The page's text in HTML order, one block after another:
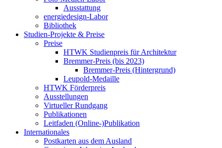
Ausstattung
energiedesign-Labor
Bibliothek
Studien-Projekte & Preise
Preise
HTWK Studienpreis für Architektur
Bremmer-Preis (bis 2023)
Bremmer-Preis (Hintergrund)
Leupold-Medaille
HTWK Förderpreis
Ausstellungen
Virtueller Rundgang
Publikationen
Leitfaden (Online-)Publikation
Internationales
Postkarten aus dem Ausland